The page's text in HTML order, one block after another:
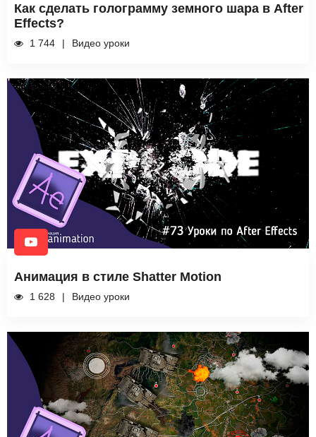
Как сделать голограмму земного шара в After
Effects?
1 744 Видео уроки
Анимация в стиле Shatter Motion
1 628 Видео уроки